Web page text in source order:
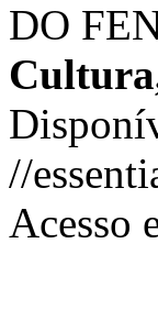
DO
//
Acesso